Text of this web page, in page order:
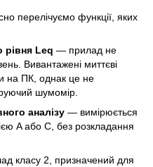
перелічуємо функції, яких
рівня Leq — прилад не
Вивантажені миттєві
на ПК, однак це не
шумомір.
аналізу — вимірюється
A або C, без розкладання
класу 2, призначений для